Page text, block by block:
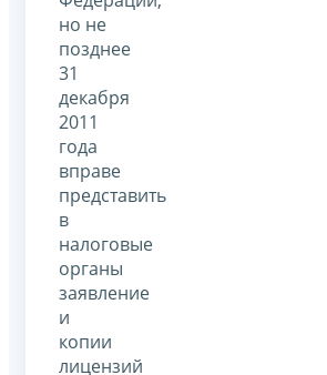
но не
позднее
31
декабря
2011
года
вправе
представить
в
налоговые
органы
заявление
и
копии
лицензий